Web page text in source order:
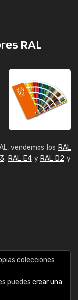
RAL
vendemos los RAL
, RAL E4y RAL D2 y
colecciones
puedes crear una